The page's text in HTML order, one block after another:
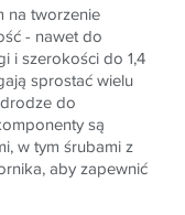
na tworzenie
- nawet do
i szerokości do 1,4
sprostać wielu
do
są
w tym śrubami z
aby zapewnić